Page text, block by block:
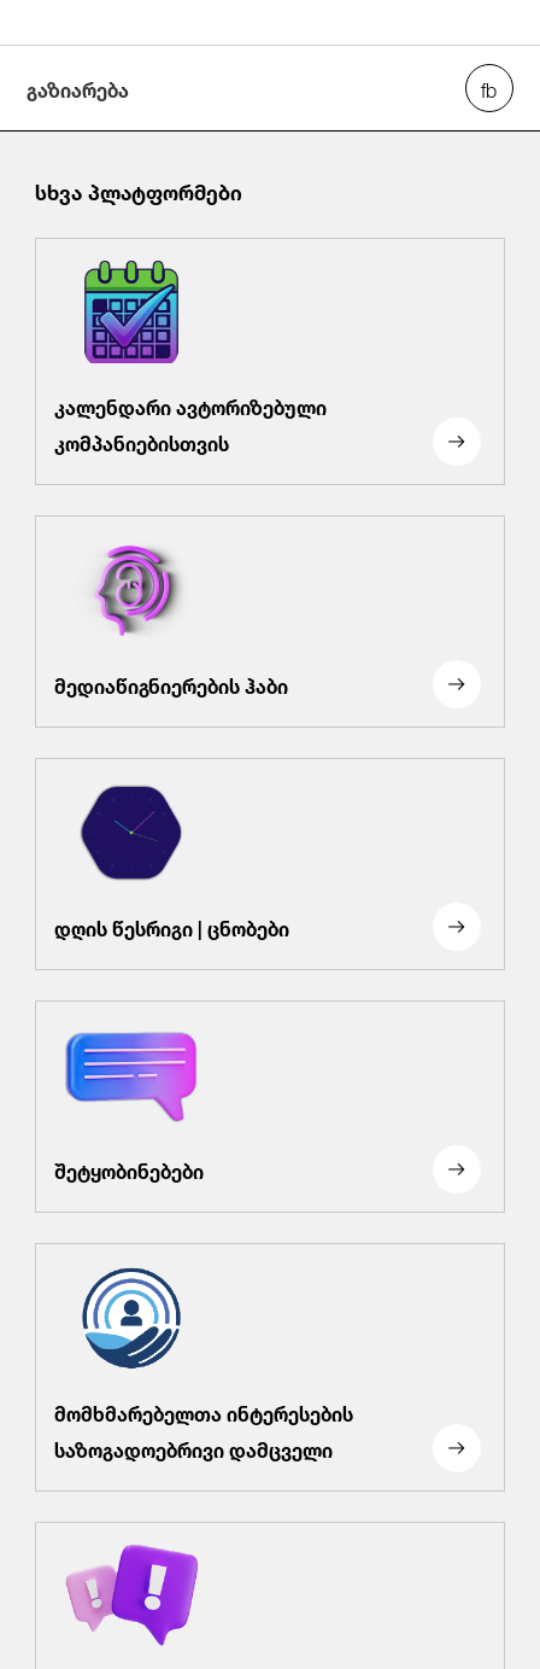
გაზიარება
სხვა პლატფორმები
კალენდარი ავტორიზებული
კომპანიებისთვის
მედიაწიგნიერების ჰაბი
დღის წესრიგი | ცნობები
შეტყობინებები
მომხმარებელთა ინტერესების
საზოგადოებრივი დამცველი